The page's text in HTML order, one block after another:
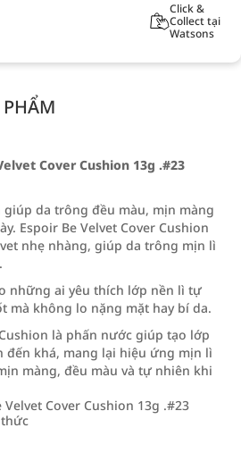
Click &
Collect tại
Watsons
Cover Cushion 13g .#23
da trông đều màu, mịn màng
Espoir Be Velvet Cover Cushion
nhẹ nhàng, giúp da trông mịn lì
những ai yêu thích lớp nền lì tự
mà không lo nặng mặt hay bí da.
là phấn nước giúp tạo lớp
đến khá, mang lại hiệu ứng mịn lì
màng, đều màu và tự nhiên khi